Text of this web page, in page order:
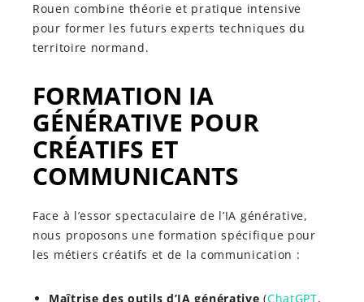
Rouen combine théorie et pratique intensive
pour former les futurs experts techniques du
territoire normand.
FORMATION IA
GÉNÉRATIVE POUR
CRÉATIFS ET
COMMUNICANTS
Face à l’essor spectaculaire de l’IA générative,
nous proposons une formation spécifique pour
les métiers créatifs et de la communication :
Maîtrise des outils d’IA générative (ChatGPT,